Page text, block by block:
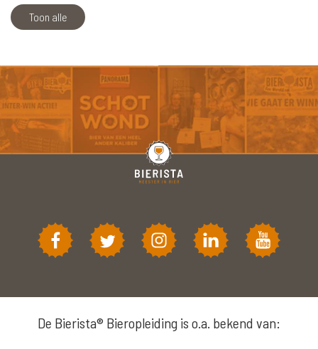
Toon alle
De Bierista® Bieropleiding is o.a. bekend van: